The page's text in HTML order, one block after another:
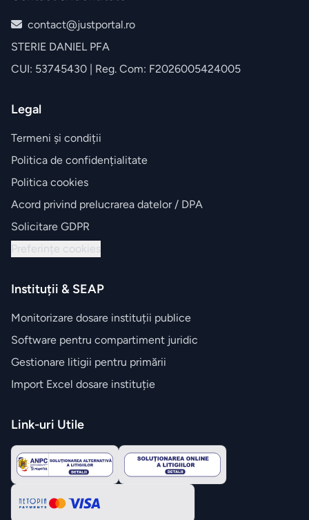
contact@justportal.ro
STERIE DANIEL PFA
CUI: 53745430 | Reg. Com: F2026005424005
Legal
Termeni și condiții
Politica de confidențialitate
Politica cookies
Acord privind prelucrarea datelor / DPA
Solicitare GDPR
Preferințe cookies
Instituții & SEAP
Monitorizare dosare instituții publice
Software pentru compartiment juridic
Gestionare litigii pentru primării
Import Excel dosare instituție
Link-uri Utile